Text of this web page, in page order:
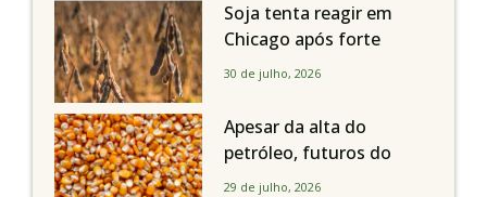
Soja tenta reagir em
Chicago após forte
liquidação; portos
de R$ 150/sc
30 de julho, 2026
Apesar da alta do
petróleo, futuros do
milho recuam em
29 de julho, 2026